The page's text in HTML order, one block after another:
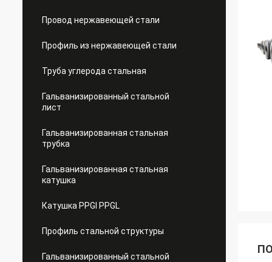
Провод нержавеющей стали
Профиль из нержавеющей стали
Труба углерода стальная
Гальванизированный стальной
лист
Гальванизированная стальная
трубка
Гальванизированная стальная
катушка
Катушка PPGI PPGL
Профиль стальной структуры
Гальванизированный стальной